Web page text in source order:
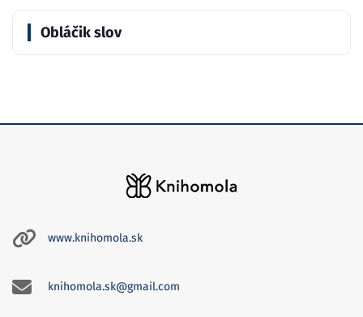
Obláčik slov
www.knihomola.sk
knihomola.sk@gmail.com